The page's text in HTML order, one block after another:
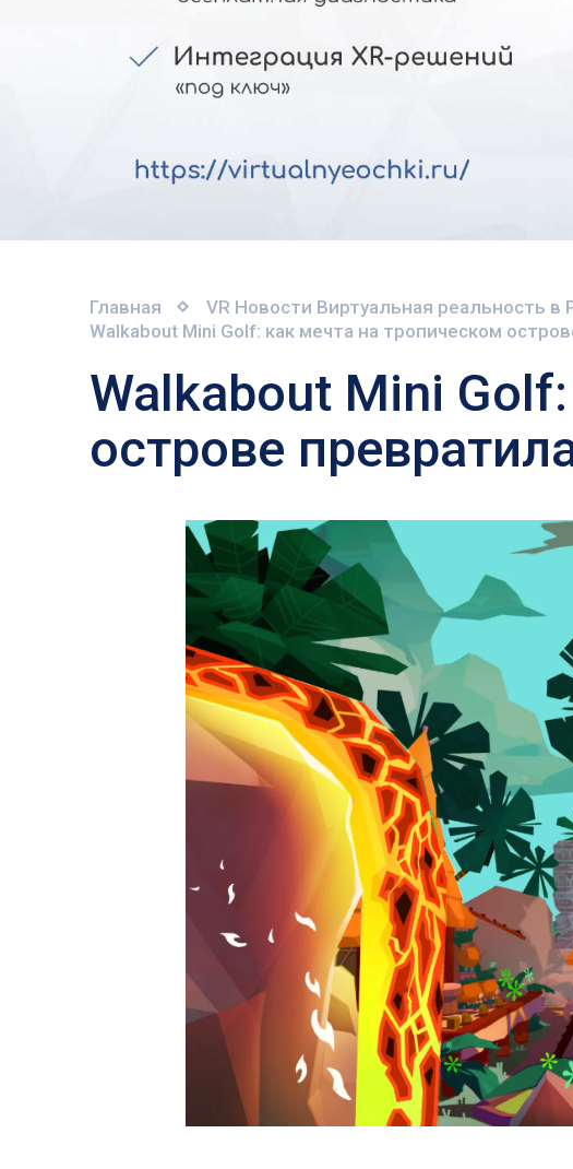
Главная VR Новости Виртуальная реальность в
Walkabout Mini Golf: как мечта на тропическом
Walkabout Mini
острове